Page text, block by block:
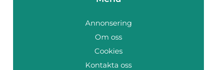
Annonsering
Om oss
Cookies
Kontakta oss